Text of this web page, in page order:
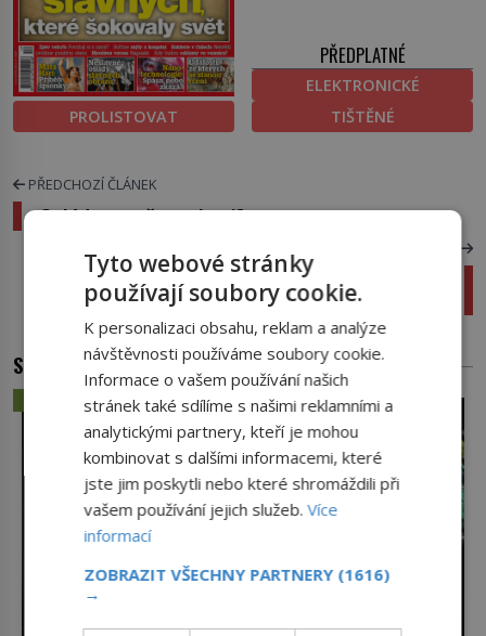
PROLISTOVAT
PŘEDPLATNÉ
ELEKTRONICKÉ
TIŠTĚNÉ
PŘEDCHOZÍ ČLÁNEK
Ovládnou svět potkani?
V Arizoně objevili obřího pulce: Dostal jméno
SOUVISEJÍCÍ ČLÁNKY
ZÁHADY A TAJEMSTVÍ
Tyto webové stránky
používají soubory cookie.
K personalizaci obsahu, reklam a analýze
návštěvnosti používáme soubory cookie.
Informace o vašem používání našich
stránek také sdílíme s našimi reklamními a
analytickými partnery, kteří je mohou
kombinovat s dalšími informacemi, které
jste jim poskytli nebo které shromáždili při
vašem používání jejich služeb.Více
informací
ZOBRAZIT VŠECHNY PARTNERY (1616)
→